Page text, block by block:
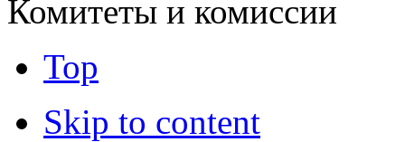
Комитеты и комиссии
Top
Skip to content